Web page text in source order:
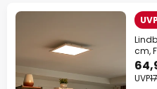
cm,
UVP